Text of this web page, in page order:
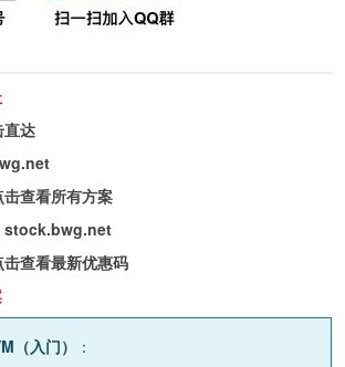
直达
击查看所有方案
stock.bwg.net
击查看最新优惠码
（入门） ：